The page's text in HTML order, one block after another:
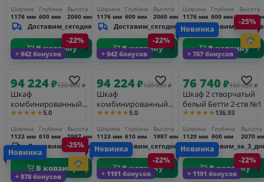
Ширина
1176 мм
Глубина
600 мм
Высота
2060 мм
Доставим_сегодня
В корзину
Ширина
1176 мм
Глубина
600 мм
Высота
2060 мм
Доставим_сегодня
В корзину
Ширина
1176 мм
Глубина
600 мм
Высота
2060 мм
Доставим_сегодня
В корзину
+ 942 бонусов
-22%
94 224₽120 800 ₽
Шкаф
комбинированный
двухстворчатый 21
антик 24
★★★★★5.0
Ширина
1123 мм
Глубина
610 мм
Высота
1997 мм
Доставим_сегодня
В корзину
+ 942 бонусов
-22%
94 224₽120 800 ₽
Шкаф
комбинированный
двухстворчатый 21
антик 24
★★★★★5.0
Ширина
1123 мм
Глубина
610 мм
Высота
1997 мм
Доставим_сегодня
В корзину
+ 767 бонусов
Новинка
-25%
76 740₽102 320 ₽
Шкаф 2 створчатый
белый Бетти 2-ств №1
★★★★★136.93
Ширина
1120 мм
Глубина
600 мм
Высота
2070
В корзину
+ 878 бонусов
Новинка
-25%
+ 1191 бонусов
Новинка
-22%
+ 1191 бонусов
Новинка
-22%